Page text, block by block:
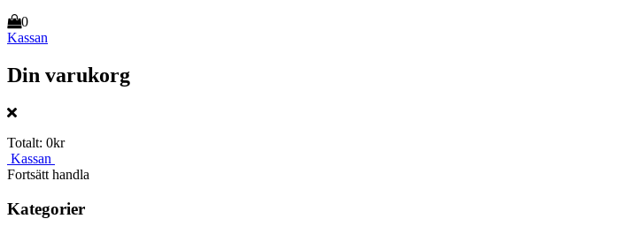
0
Kassan
Din varukorg
Totalt: 0kr
Kassan
Fortsätt handla
Kategorier